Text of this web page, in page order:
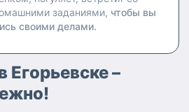
заданиями, чтобы вы
своими делами.
Егорьевске –